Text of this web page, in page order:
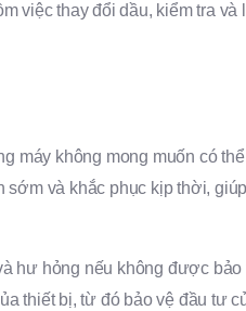
việc thay đổi dầu, kiểm tra
không mong muốn có
và khắc phục kịp thời,
hỏng nếu không được
thiết bị, từ đó bảo vệ đầu tư